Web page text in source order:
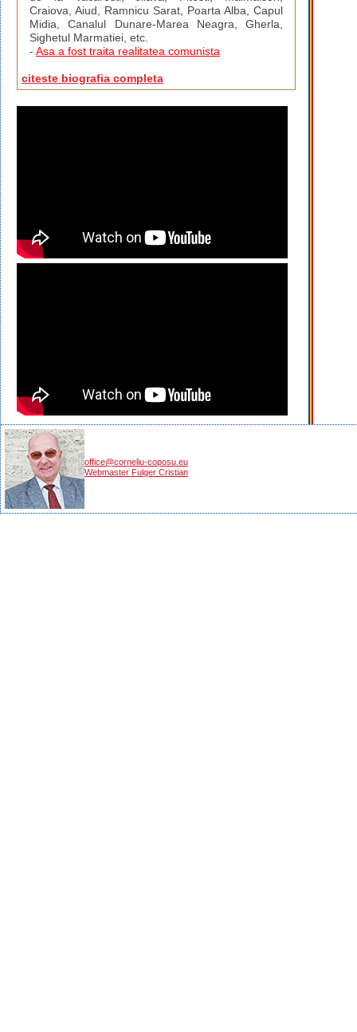
Craiova, Aiud, Ramnicu Sarat, Poarta Alba, Capul
Midia, Canalul Dunare-Marea Neagra, Gherla,
Sighetul Marmatiei, etc.
- Asa a fost traita realitatea comunista
citeste biografia completa
office@corneliu-coposu.eu
Webmaster Fulger Cristian